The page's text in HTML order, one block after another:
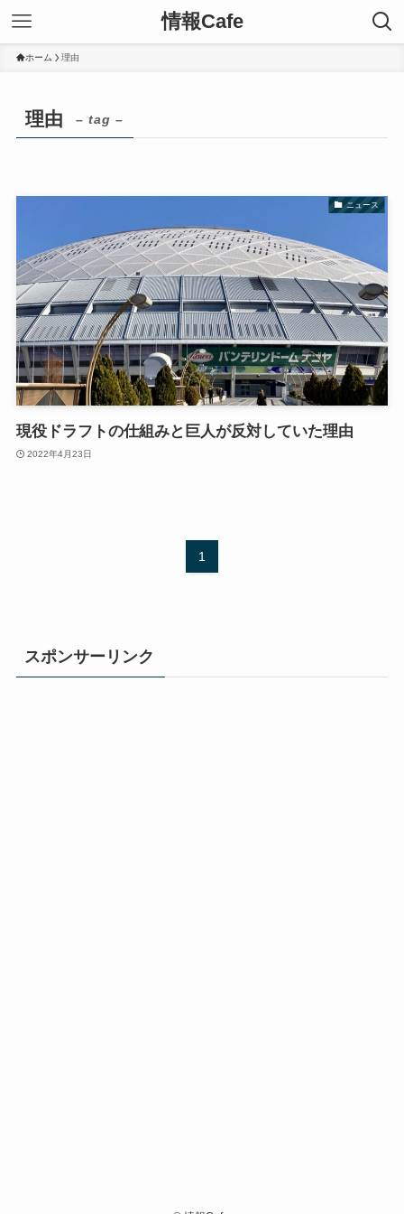
情報Cafe
ホーム 理由
理由 – tag –
ニュース
現役ドラフトの仕組みと巨人が反対していた理由
2022年4月23日
1
スポンサーリンク